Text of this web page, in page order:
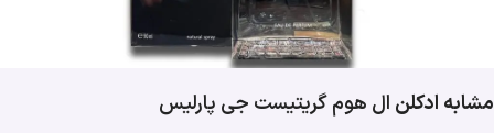
مشابه ادکلن ال هوم گریتیست جی پارلیس